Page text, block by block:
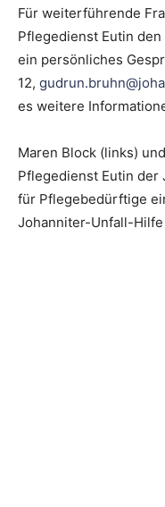
Für weiterführende
Pflegedienst Eutin
ein persönliches
12,
es weitere
Maren Block (links)
Pflegedienst Eutin der
für Pflegebedürftige
Johanniter-Unfall-Hilfe